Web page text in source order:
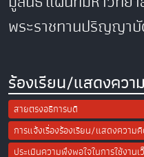
พระราชทานปริญญา
ร้องเรียน/แสดงควา
สายตรงอธิการบดี
การแจ้งเรื่องร้องเรียน/แสดงความ
ประเมินความพึงพอใจในการใช้งาน